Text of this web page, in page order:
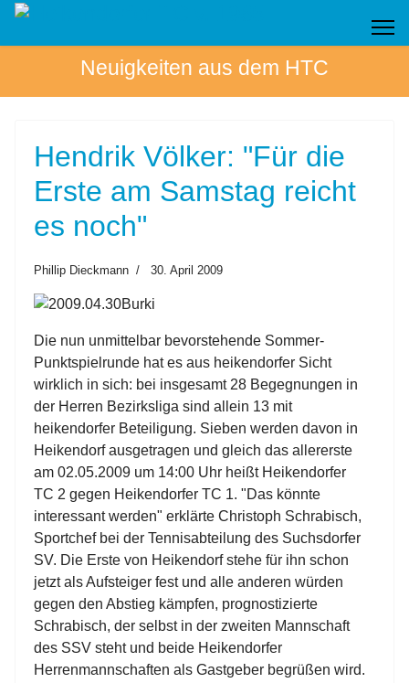
Neuigkeiten aus dem HTC
Hendrik Völker: "Für die
Erste am Samstag reicht
es noch"
Phillip Dieckmann 30. April 2009
Die nun unmittelbar bevorstehende Sommer-
Punktspielrunde hat es aus heikendorfer Sicht
wirklich in sich: bei insgesamt 28 Begegnungen in
der Herren Bezirksliga sind allein 13 mit
heikendorfer Beteiligung. Sieben werden davon in
Heikendorf ausgetragen und gleich das allererste
am 02.05.2009 um 14:00 Uhr heißt Heikendorfer
TC 2 gegen Heikendorfer TC 1. "Das könnte
interessant werden" erklärte Christoph Schrabisch,
Sportchef bei der Tennisabteilung des Suchsdorfer
SV. Die Erste von Heikendorf stehe für ihn schon
jetzt als Aufsteiger fest und alle anderen würden
gegen den Abstieg kämpfen, prognostizierte
Schrabisch, der selbst in der zweiten Mannschaft
des SSV steht und beide Heikendorfer
Herrenmannschaften als Gastgeber begrüßen wird.